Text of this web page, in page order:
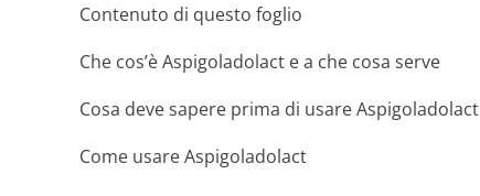
Contenuto di questo foglio
Che cos’è Aspigoladolact e a che cosa serve
Cosa deve sapere prima di usare Aspigoladolact
Come usare Aspigoladolact